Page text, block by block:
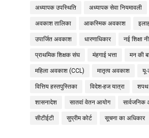
अध्यापक उपस्थिति अध्यापक सेवा नियमावली
अवकाश तालिका आकस्मिक अवकाश
उपार्जित अवकाश धारणाधिकार नई शिक्षा
प्राथमिक शिक्षक संघ मंहगाई भत्ता मन की
महिला अवकाश (CCL) मातृत्व अवकाश यू-
वित्तिय हस्तपुस्तिका विदेश-हज यात्रा शपथ
शासनादेश सातवां वेतन आयोग
सीटीईटी सुप्रीम कोर्ट सूचना का अधिकार